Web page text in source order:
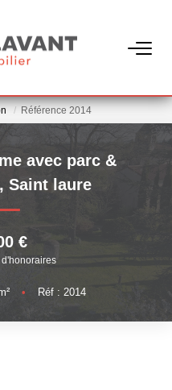
Référence 2014
avec parc &
, Saint laure
€
• Réf : 2014